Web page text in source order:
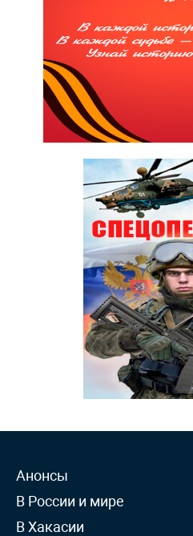
Анонсы
В России и мире
В Хакасии